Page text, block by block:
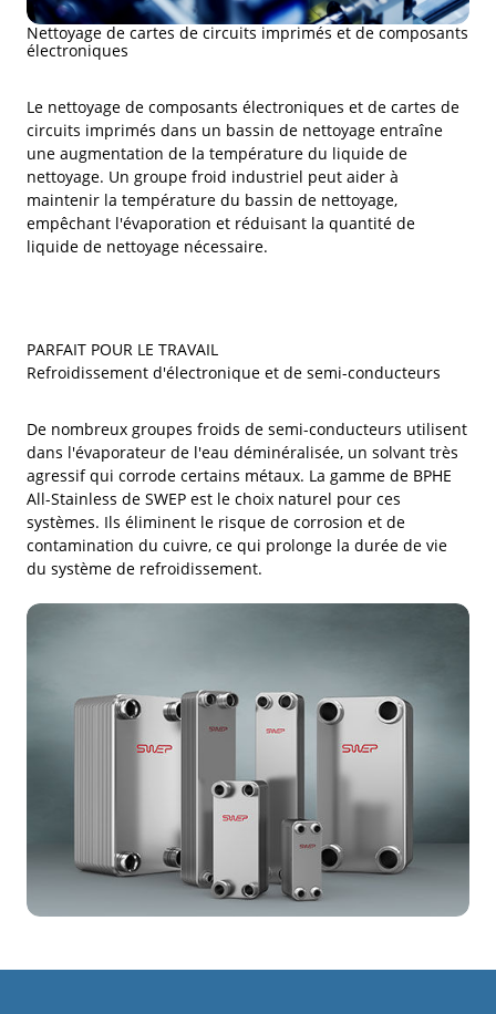
Nettoyage de cartes de circuits imprimés et de composants
électroniques
Le nettoyage de composants électroniques et de cartes de
circuits imprimés dans un bassin de nettoyage entraîne
une augmentation de la température du liquide de
nettoyage. Un groupe froid industriel peut aider à
maintenir la température du bassin de nettoyage,
empêchant l'évaporation et réduisant la quantité de
liquide de nettoyage nécessaire.
PARFAIT POUR LE TRAVAIL
Refroidissement d'électronique et de semi-conducteurs
De nombreux groupes froids de semi-conducteurs utilisent
dans l'évaporateur de l'eau déminéralisée, un solvant très
agressif qui corrode certains métaux. La gamme de BPHE
All-Stainless de SWEP est le choix naturel pour ces
systèmes. Ils éliminent le risque de corrosion et de
contamination du cuivre, ce qui prolonge la durée de vie
du système de refroidissement.